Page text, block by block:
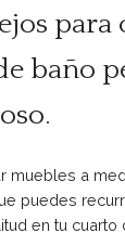
para
baño
muebles a
puedes
en tu cuarto